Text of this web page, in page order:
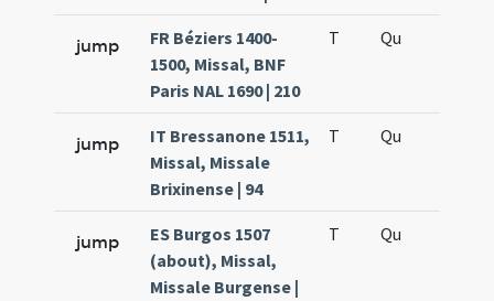
jump
FR Béziers 1400-
1500, Missal, BNF
Paris NAL 1690 | 210
T Qu
jump
IT Bressanone 1511,
Missal, Missale
Brixinense | 94
T Qu
jump
ES Burgos 1507
(about), Missal,
Missale Burgense |
T Qu